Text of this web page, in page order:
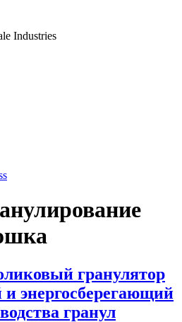
Industries
гранулятор
энергосберегающий
гранул